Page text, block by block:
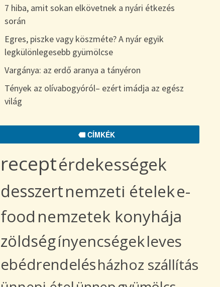
7 hiba, amit sokan elkövetnek a nyári étkezés
során
Egres, piszke vagy köszméte? A nyár egyik
legkülönlegesebb gyümölcse
Vargánya: az erdő aranya a tányéron
Tények az olívabogyóról– ezért imádja az egész
világ
CÍMKÉK
receptérdekességek
desszertnemzeti ételeke-
food nemzetek konyhája
zöldségínyencségekleves
ebédrendelésházhoz szállítás